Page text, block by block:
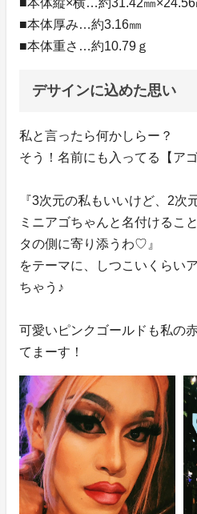
■本体厚み…約3.16㎜
■本体重さ…約10.79ｇ
デサインに込めた思い
私と言ったら何かしらー？
そう！名前にも入ってる【ア
『3次元の私もいいけど、2次
ミニアゴちゃんと名付けるこ
タの側に寄り添うわ♡』
をテーマに、しつこいくらい
ちゃう♪
可愛いピンクゴールドも私の
てまーす！